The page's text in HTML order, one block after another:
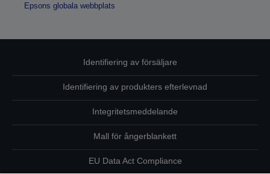
Epsons globala webbplats
Identifiering av försäljare
Identifiering av produkters efterlevnad
Integritetsmeddelande
Mall för ångerblankett
EU Data Act Compliance